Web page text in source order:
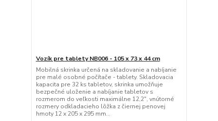
Vozík pre tablety NB006 - 105 x 73 x 44 cm
Mobilná skrinka určená na skladovanie a nabíjanie
pre malé osobné počítače - tablety. Skladovacia
kapacita pre 32 ks tabletov, skrinka umožňuje
bezpečné uloženie a nabíjanie tabletov s
rozmerom do veľkosti maximálne 12,2", vnútorné
rozmery odkladacieho lôžka z čiernej penovej
hmoty 12 x 205 x 295 mm...